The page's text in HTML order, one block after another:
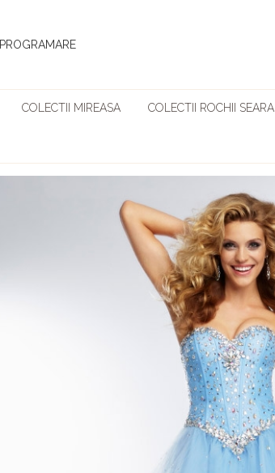
PROGRAMARE
COLECTII MIREASA COLECTII ROCHII SEARA